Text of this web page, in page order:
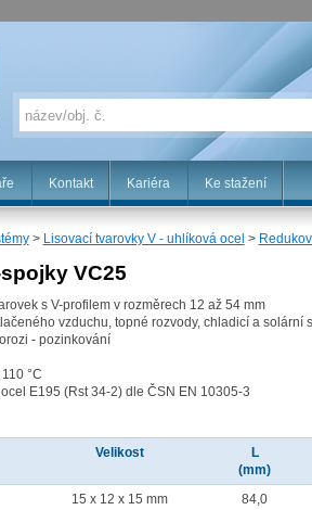
Kontakt Kariéra Ke stažení
> Lisovací tvarovky V - uhlíková ocel >
VC25
s V-profilem v rozměrech 12 až 54 mm
vzduchu, topné rozvody, chladicí a solární
- pozinkování
°C
E195 (Rst 34-2) dle ČSN EN 10305-3
Velikost
L
(mm)
15 x 12 x 15 mm 84,0